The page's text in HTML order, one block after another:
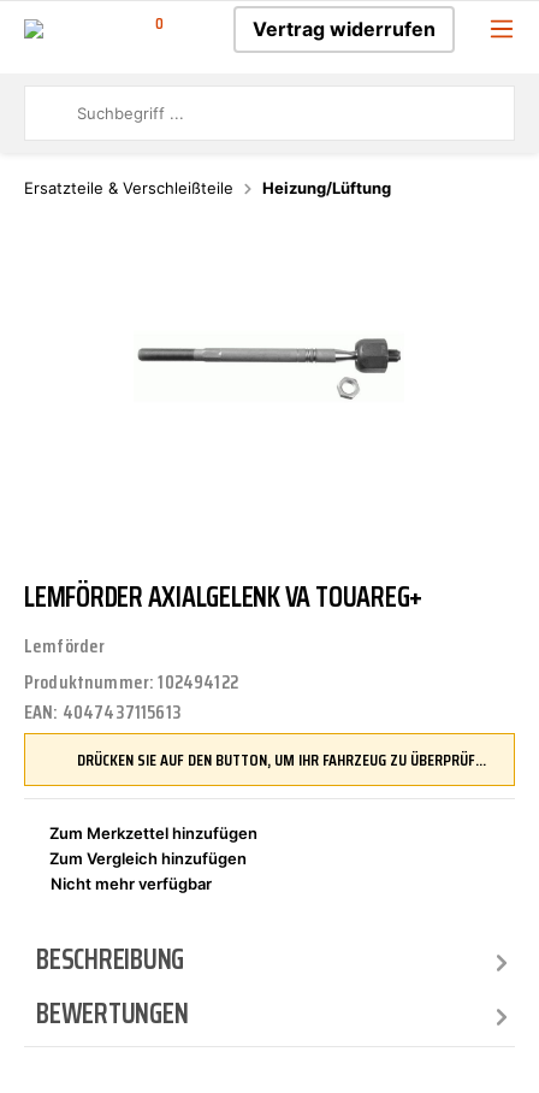
0 Vertrag widerrufen
Ersatzteile & Verschleißteile Heizung/Lüftung
LEMFÖRDER AXIALGELENK VA TOUAREG+
Lemförder
Produktnummer:102494122
EAN: 4047437115613
DRÜCKEN SIE AUF DEN BUTTON, UM IHR FAHRZEUG ZU ÜBERPRÜFEN UND SICHERZUSTELLEN, DASS DIESES TEIL KOMPATIBEL IST, BEVOR SIE ES BESTELLEN
Zum Merkzettel hinzufügen
Zum Vergleich hinzufügen
Nicht mehr verfügbar
BESCHREIBUNG
BEWERTUNGEN